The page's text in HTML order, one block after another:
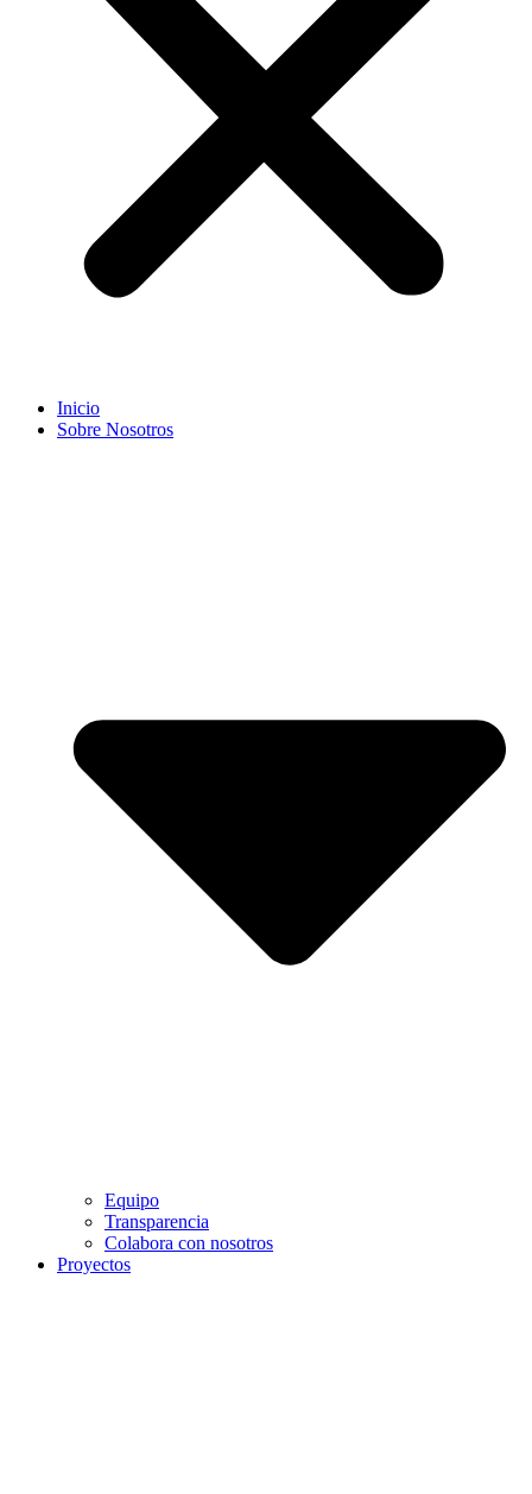
Inicio
Sobre Nosotros
Equipo
Transparencia
Colabora con nosotros
Proyectos